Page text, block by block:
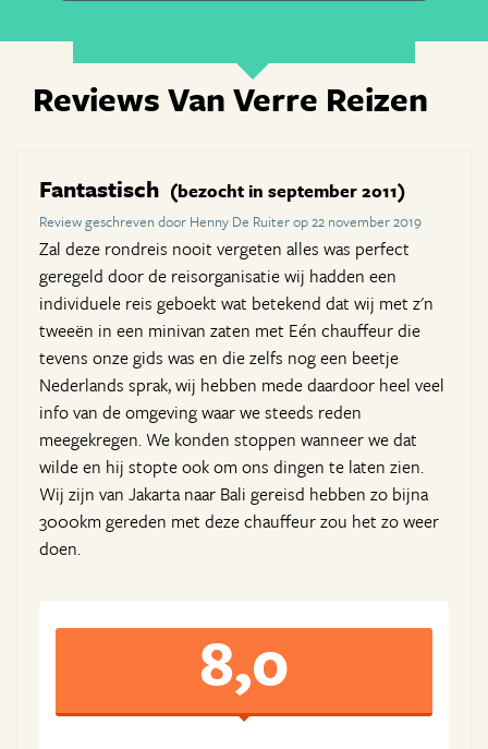
Reviews Van Verre Reizen
Fantastisch (bezocht in september 2011)
Review geschreven door Henny De Ruiter op 22 november 2019
Zal deze rondreis nooit vergeten alles was perfect
geregeld door de reisorganisatie wij hadden een
individuele reis geboekt wat betekend dat wij met z'n
tweeën in een minivan zaten met Eén chauffeur die
tevens onze gids was en die zelfs nog een beetje
Nederlands sprak, wij hebben mede daardoor heel veel
info van de omgeving waar we steeds reden
meegekregen. We konden stoppen wanneer we dat
wilde en hij stopte ook om ons dingen te laten zien.
Wij zijn van Jakarta naar Bali gereisd hebben zo bijna
3000km gereden met deze chauffeur zou het zo weer
doen.
8,0